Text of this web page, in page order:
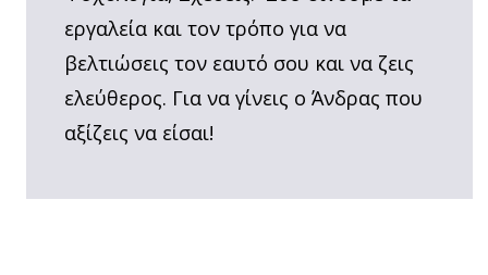
εργαλεία και τον τρόπο για να
βελτιώσεις τον εαυτό σου και να ζεις
ελεύθερος. Για να γίνεις ο Άνδρας που
αξίζεις να είσαι!